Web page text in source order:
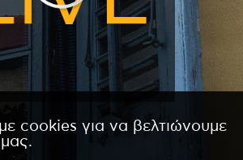
cookies για να βελτιώνουμε